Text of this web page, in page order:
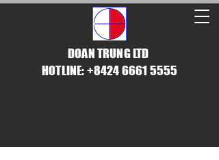
DOAN TRUNG LTD
HOTLINE: +8424 6661 5555